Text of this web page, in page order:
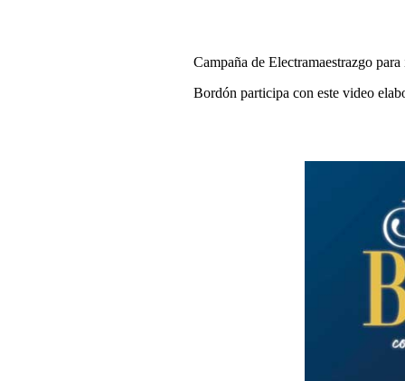
Campaña de Electramaestrazgo
Bordón participa con este video